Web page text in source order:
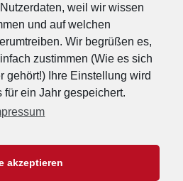
weil wir wissen
und auf welchen
Wir begrüßen es,
zustimmen (Wie es sich
gehört!) Ihre Einstellung wird
ein Jahr gespeichert.
akzeptieren